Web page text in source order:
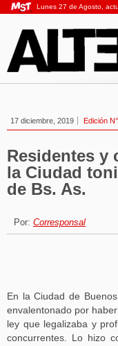
Lunes 27 de Agosto,
17 diciembre, 2019 Edición
Residentes y
la Ciudad
de Bs. As.
Por: Corresponsal
En la Ciudad de
envalentonado por
ley que legalizaba y
concurrentes. Lo hizo